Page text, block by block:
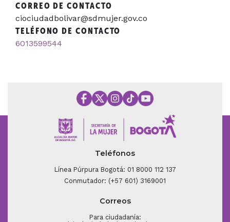
CORREO DE CONTACTO
ciociudadbolivar@sdmujer.gov.co
TELÉFONO DE CONTACTO
6013599544
Teléfonos
Línea Púrpura Bogotá: 01 8000 112 137
Conmutador: (+57 601) 3169001
Correos
Para ciudadanía: